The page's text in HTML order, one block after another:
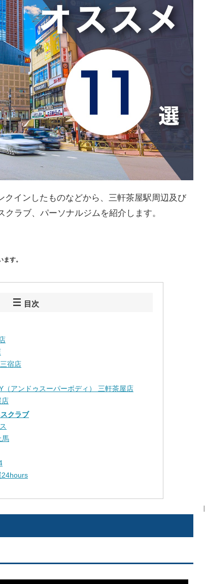
クインしたものなどから、三軒茶屋駅周辺及び
ラブ、パーソナルジムを紹介します。
す。
目次
宿店
（アンドゥスーパーボディ） 三軒茶屋店
店
クラブ
馬
24hours